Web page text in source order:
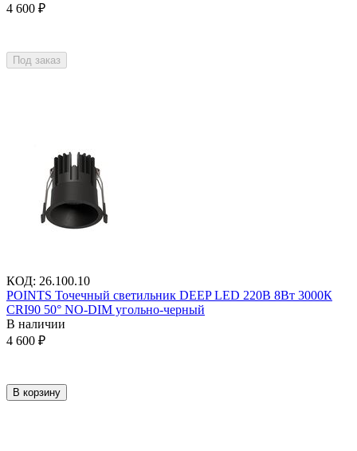
4 600 ₽
Под заказ
КОД: 26.100.10
POINTS Точечный светильник DEEP LED 220В 8Вт 3000К
CRI90 50° NO-DIM угольно-черный
В наличии
4 600 ₽
В корзину